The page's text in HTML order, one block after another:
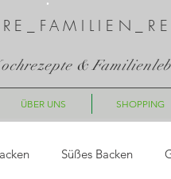
&
ÜBER UNS SHOPPING
Süßes Backen